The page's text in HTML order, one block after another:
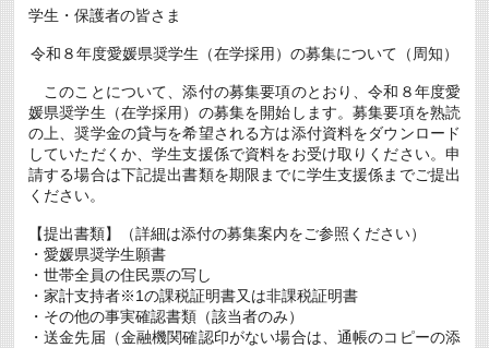
学
す
学
生
へ
の
奨
学
つ
い
ま
で)
New
は
学生・保護者の皆さま
令和８年度愛媛県奨学生（在学採用）の募集について（周知）
このことについて、添付の募集要項のとおり、令和８年度愛
媛県奨学生（在学採用）の募集を開始します。募集要項を熟読
の上、奨学金の貸与を希望される方は添付資料をダウンロード
していただくか、学生支援係で資料をお受け取りください。申
請する場合は下記提出書類を期限までに学生支援係までご提出
ください。
【提出書類】（詳細は添付の募集案内をご参照ください）
・愛媛県奨学生願書
・世帯全員の住民票の写し
・家計支持者※1の課税証明書又は非課税証明書
・その他の事実確認書類（該当者のみ）
・送金先届（金融機関確認印がない場合は、通帳のコピーの添